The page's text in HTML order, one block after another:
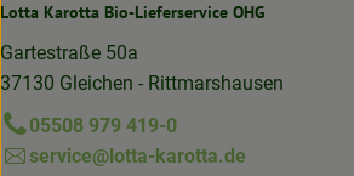
Lotta Karotta Bio-Lieferservice OHG
Gartestraße 50a
37130 Gleichen - Rittmarshausen
05508 979 419-0
service@lotta-karotta.de